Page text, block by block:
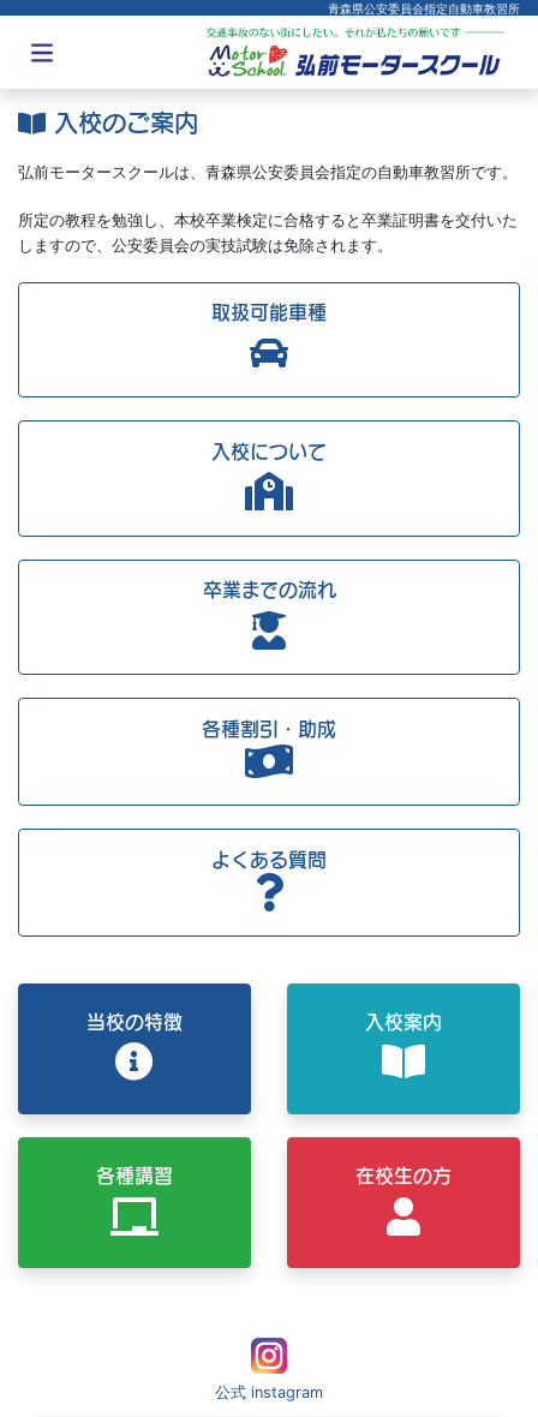
青森県公安委員会指定自動車教習所
入校のご案内
弘前モータースクールは、青森県公安委員会指定の自動車教習所です。
所定の教程を勉強し、本校卒業検定に合格すると卒業証明書を交付いた
しますので、公安委員会の実技試験は免除されます。
取扱可能車種
入校について
卒業までの流れ
各種割引・助成
よくある質問
当校の特徴 入校案内
各種講習 在校生の方
公式 instagram